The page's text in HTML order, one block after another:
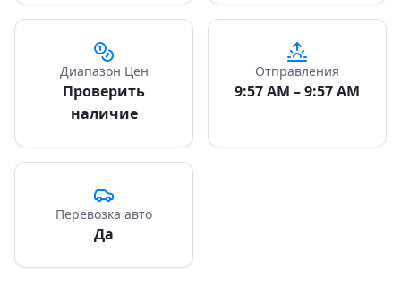
Диапазон Цен
Проверить
наличие
Отправления
9:57 AM – 9:57 AM
Перевозка авто
Да